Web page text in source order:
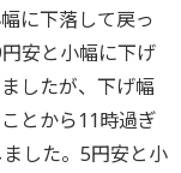
に下落して戻っ
安と小幅に下げ
したが、下げ幅
とから11時過ぎ
した。5円安と小